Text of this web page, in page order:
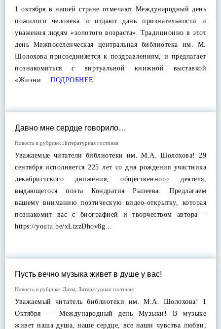
1 октября в нашей стране отмечают Международный день
пожилого человека и отдают дань признательности и
уважения людям «золотого возраста». Традиционно в этот
день Межпоселенческая центральная библиотека им. М.
Шолохова присоединяется к поздравлениям, и предлагает
познакомиться с виртуальной книжной выставкой
«Жизни… ПОДРОБНЕЕ
Давно мне сердце говорило…
Новость в рубрике: Литературная гостиная
Уважаемые читатели библиотеки им. М.А. Шолохова! 29
сентября исполняется 225 лет со дня рождения участника
декабристского движения, общественного деятеля,
выдающегося поэта Кондратия Рылеева. Предлагаем
вашему вниманию поэтическую видео-открытку, которая
познакомит вас с биографией и творчеством автора –
https://youtu.be/xLtzzDhov8g…
Пусть вечно музыка живет в душе у вас!
Новость в рубрике: Даты Литературная гостиная
Уважаемый читатель библиотеки им. М.А. Шолохова! 1
Октября — Международный день Музыки! В музыке
живет наша душа, наше сердце, все наши чувства любви,